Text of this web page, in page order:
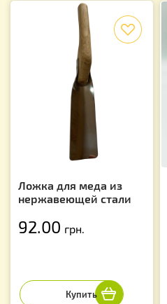
Ложка для меда из
нержавеющей стали
92.00 грн.